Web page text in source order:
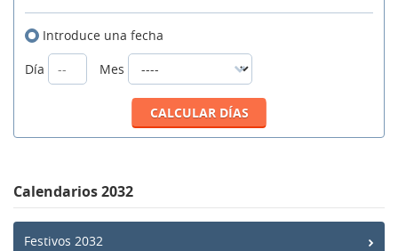
Introduce una fecha
Día
Mes
Calendarios 2032
Festivos 2032